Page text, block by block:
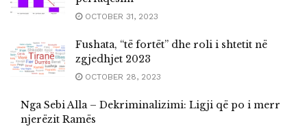
OCTOBER 31, 2023
Fushata, “të fortët” dhe roli i shtetit në
zgjedhjet 2023
OCTOBER 28, 2023
Nga Sebi Alla – Dekriminalizimi: Ligji që po i merr
njerëzit Ramës